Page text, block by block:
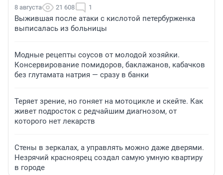
8 августа 21 608 1
Выжившая после атаки с кислотой петербурженка
выписалась из больницы
Модные рецепты соусов от молодой хозяйки.
Консервирование помидоров, баклажанов, кабачков
без глутамата натрия — сразу в банки
Теряет зрение, но гоняет на мотоцикле и скейте. Как
живет подросток с редчайшим диагнозом, от
которого нет лекарств
Стены в зеркалах, а управлять можно даже дверями.
Незрячий красноярец создал самую умную квартиру
в городе